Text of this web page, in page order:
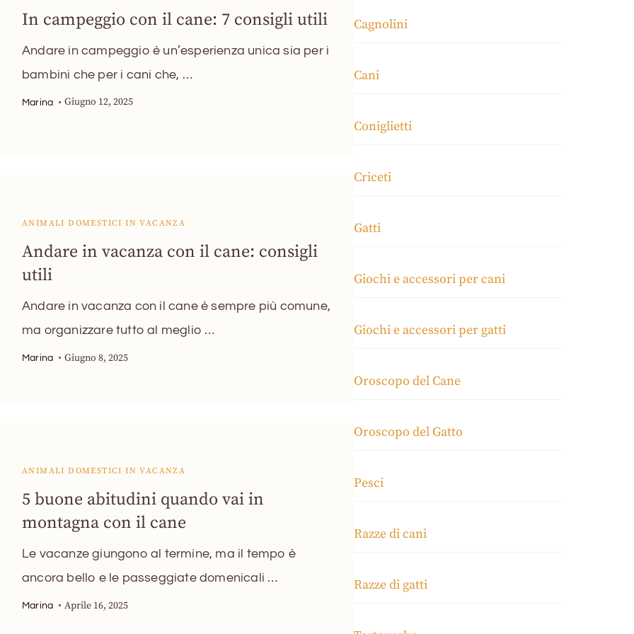
In campeggio con il cane: 7 consigli utili
Andare in campeggio è un’esperienza unica sia per i
bambini che per i cani che, …
Marina Giugno 12, 2025
ANIMALI DOMESTICI IN VACANZA
Andare in vacanza con il cane: consigli
utili
Andare in vacanza con il cane è sempre più comune,
ma organizzare tutto al meglio …
Marina Giugno 8, 2025
ANIMALI DOMESTICI IN VACANZA
5 buone abitudini quando vai in
montagna con il cane
Le vacanze giungono al termine, ma il tempo è
ancora bello e le passeggiate domenicali …
Marina Aprile 16, 2025
Cagnolini
Cani
Coniglietti
Criceti
Gatti
Giochi e accessori per cani
Giochi e accessori per gatti
Oroscopo del Cane
Oroscopo del Gatto
Pesci
Razze di cani
Razze di gatti